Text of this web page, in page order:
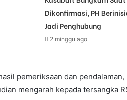
Dikonfirmasi, PH
Jadi Penghubung
2 minggu ago
pemeriksaan dan
mengarah kepada tersangka